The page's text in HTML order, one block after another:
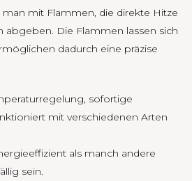
mit Flammen, die direkte Hitze
abgeben. Die Flammen lassen sich
dadurch eine präzise
sofortige
mit verschiedenen Arten
als manch andere
sein.